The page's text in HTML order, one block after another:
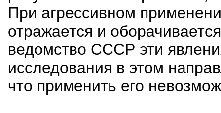
При агрессивном
отражается и
ведомство СССР эти
исследования в этом
что применить его